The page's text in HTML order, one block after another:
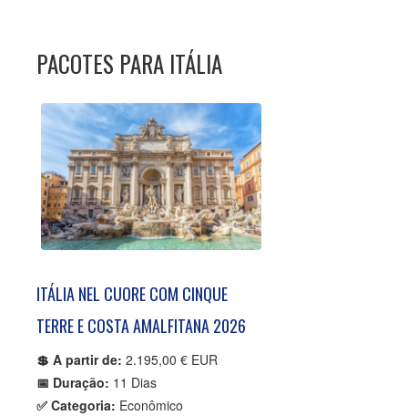
PACOTES PARA ITÁLIA
ITÁLIA NEL CUORE COM CINQUE
TERRE E COSTA AMALFITANA 2026
💲 A partir de: 2.195,00 € EUR
📅 Duração: 11 Dias
✅ Categoria: Econômico